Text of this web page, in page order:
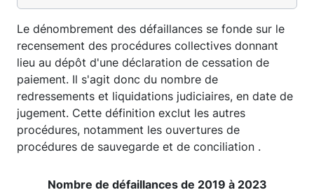
Le dénombrement des défaillances se fonde sur le
recensement des procédures collectives donnant
lieu au dépôt d'une déclaration de cessation de
paiement. Il s'agit donc du nombre de
redressements et liquidations judiciaires, en date de
jugement. Cette définition exclut les autres
procédures, notamment les ouvertures de
procédures de sauvegarde et de conciliation .
Nombre de défaillances de 2019 à 2023